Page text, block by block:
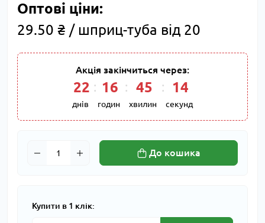
Оптові ціни:
29.50 ₴ / шприц-туба від 20
Акція закінчиться через:
22
днів
16
годин
45
хвилин
14
секунд
До кошика
Купити в 1 клік: